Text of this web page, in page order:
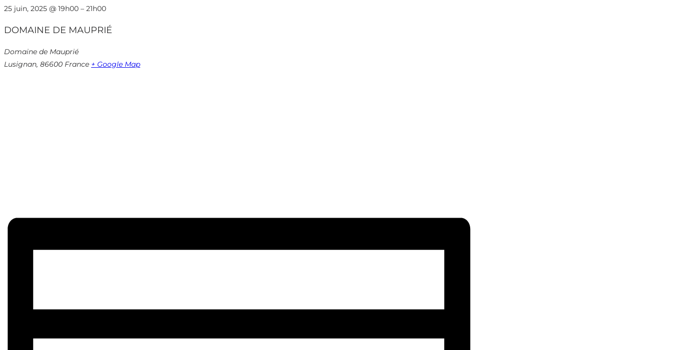
25 juin, 2025 @ 19h00 – 21h00
DOMAINE DE MAUPRIÉ
Domaine de Mauprié
Lusignan, 86600 France + Google Map